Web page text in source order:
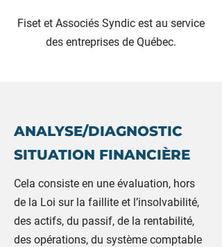
Fiset et Associés Syndic est au service
des entreprises de Québec.
ANALYSE/DIAGNOSTIC
SITUATION FINANCIÈRE
Cela consiste en une évaluation, hors
de la Loi sur la faillite et l’insolvabilité,
des actifs, du passif, de la rentabilité,
des opérations, du système comptable